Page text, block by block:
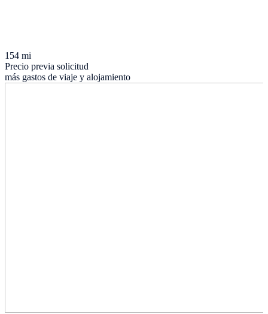
154 mi
Precio previa solicitud
más gastos de viaje y alojamiento